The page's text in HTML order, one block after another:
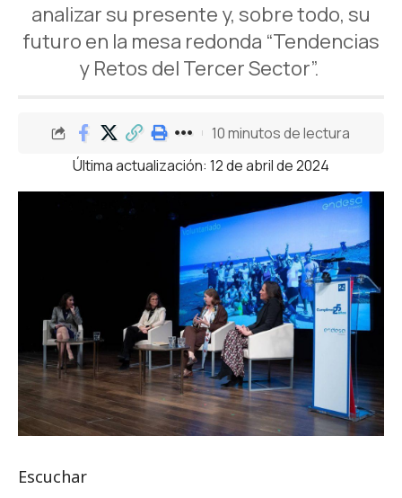
analizar su presente y, sobre todo, su
futuro en la mesa redonda “Tendencias
y Retos del Tercer Sector”.
Última actualización: 12 de abril de 2024
10 minutos de lectura
Escuchar